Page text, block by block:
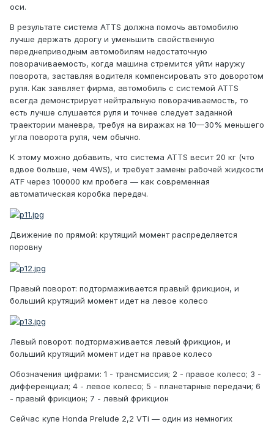
оси.
В результате система ATTS должна помочь автомобилю
лучше держать дорогу и уменьшить свойственную
переднеприводным автомобилям недостаточную
поворачиваемость, когда машина стремится уйти наружу
поворота, заставляя водителя компенсировать это доворотом
руля. Как заявляет фирма, автомобиль с системой ATTS
всегда демонстрирует нейтральную поворачиваемость, то
есть лучше слушается руля и точнее следует заданной
траектории маневра, требуя на виражах на 10—30% меньшего
угла поворота руля, чем обычно.
К этому можно добавить, что система ATTS весит 20 кг (что
вдвое больше, чем 4WS), и требует замены рабочей жидкости
ATF через 100000 км пробега — как современная
автоматическая коробка передач.
Движение по прямой: крутящий момент распределяется
поровну
Правый поворот: подтормаживается правый фрикцион, и
больший крутящий момент идет на левое колесо
Левый поворот: подтормаживается левый фрикцион, и
больший крутящий момент идет на правое колесо
Обозначения цифрами: 1 - трансмиссия; 2 - правое колесо; 3 -
дифференциал; 4 - левое колесо; 5 - планетарные передачи; 6
- правый фрикцион; 7 - левый фрикцион
Сейчас купе Honda Prelude 2,2 VTi — один из немногих